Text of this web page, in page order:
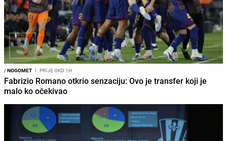
/NOGOMET I PRIJE OKO 1H
Fabrizio Romano otkrio senzaciju: Ovo je transfer koji je
malo ko očekivao